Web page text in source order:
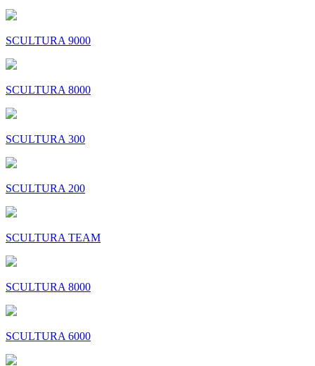
SCULTURA 9000
SCULTURA 8000
SCULTURA 300
SCULTURA 200
SCULTURA TEAM
SCULTURA 8000
SCULTURA 6000